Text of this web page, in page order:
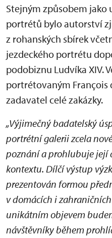
Stejným způsobem
portrétů bylo autorství
z rohanských sbírek
jezdeckého portrétu
podobiznu Ludvíka XIV.
portrétovaným François
zadavatel celé zakázky.
„Výjimečný badatelský
portrétní galerii zcela
poznání a prohlubuje její
kontextu. Dílčí výstup
prezentován formou
v domácích i
unikátním objevem
návštěvníky během